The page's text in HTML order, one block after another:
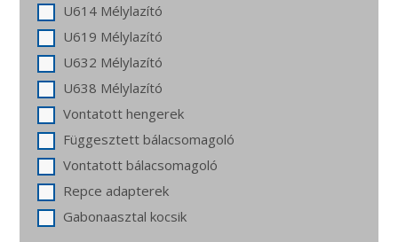
U614 Mélylazító
U619 Mélylazító
U632 Mélylazító
U638 Mélylazító
Vontatott hengerek
Függesztett bálacsomagoló
Vontatott bálacsomagoló
Repce adapterek
Gabonaasztal kocsik